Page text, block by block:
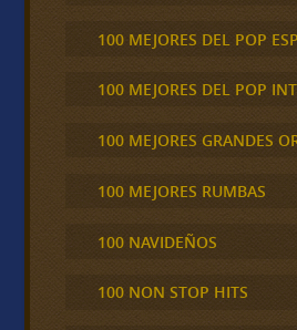
100 MEJORES DEL POP
100 MEJORES DEL POP
100 MEJORES GRANDES
100 MEJORES RUMBAS
100 NAVIDEÑOS
100 NON STOP HITS